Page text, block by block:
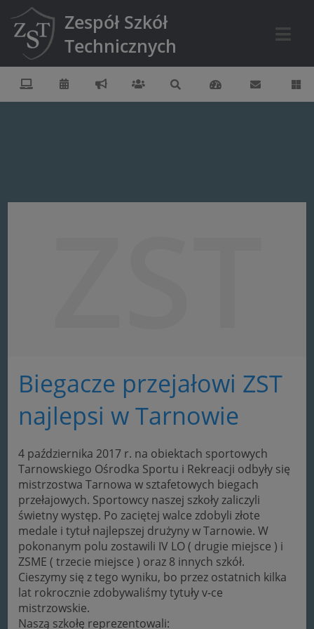
Zespół Szkół
Technicznych
Biegacze przejałowi ZST
najlepsi w Tarnowie
4 października 2017 r. na obiektach sportowych
Tarnowskiego Ośrodka Sportu i Rekreacji odbyły się
mistrzostwa Tarnowa w sztafetowych biegach
przełajowych. Sportowcy naszej szkoły zaliczyli
świetny występ. Po zaciętej walce zdobyli złote
medale i tytuł najlepszej drużyny w Tarnowie. W
pokonanym polu zostawili IV LO ( drugie miejsce ) i
ZSME ( trzecie miejsce ) oraz 8 innych szkół.
Cieszymy się z tego wyniku, bo przez ostatnich kilka
lat rokrocznie zdobywaliśmy tytuły v-ce
mistrzowskie.
Naszą szkołę reprezentowali: